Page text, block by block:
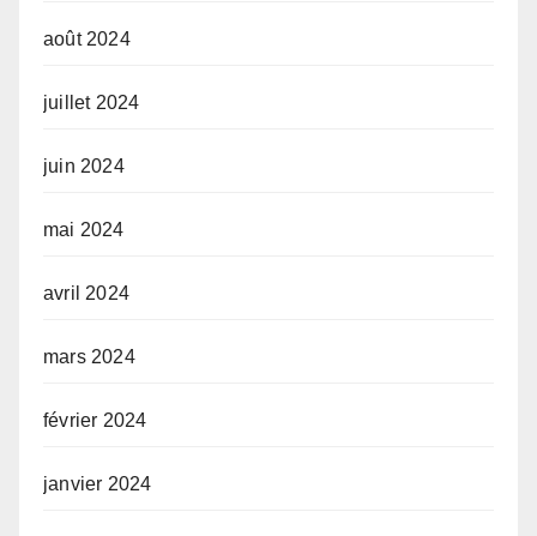
août 2024
juillet 2024
juin 2024
mai 2024
avril 2024
mars 2024
février 2024
janvier 2024